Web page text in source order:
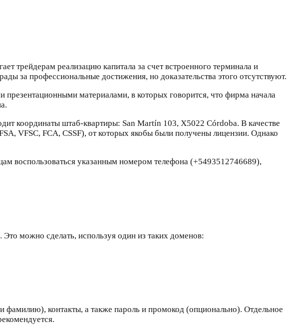
трейдерам реализацию капитала за счет встроенного терминала и
за профессиональные достижения, но доказательства этого отсутствуют.
материалами, в которых говорится, что фирма начала
координаты штаб-квартиры: San Martín 103, X5022 Córdoba. В качестве
VFSC, FCA, CSSF), от которых якобы были получены лицензии. Однако
воспользоваться указанным номером телефона (+5493512746689),
можно сделать, используя один из таких доменов:
фамилию), контакты, а также пароль и промокод (опционально). Отдельное